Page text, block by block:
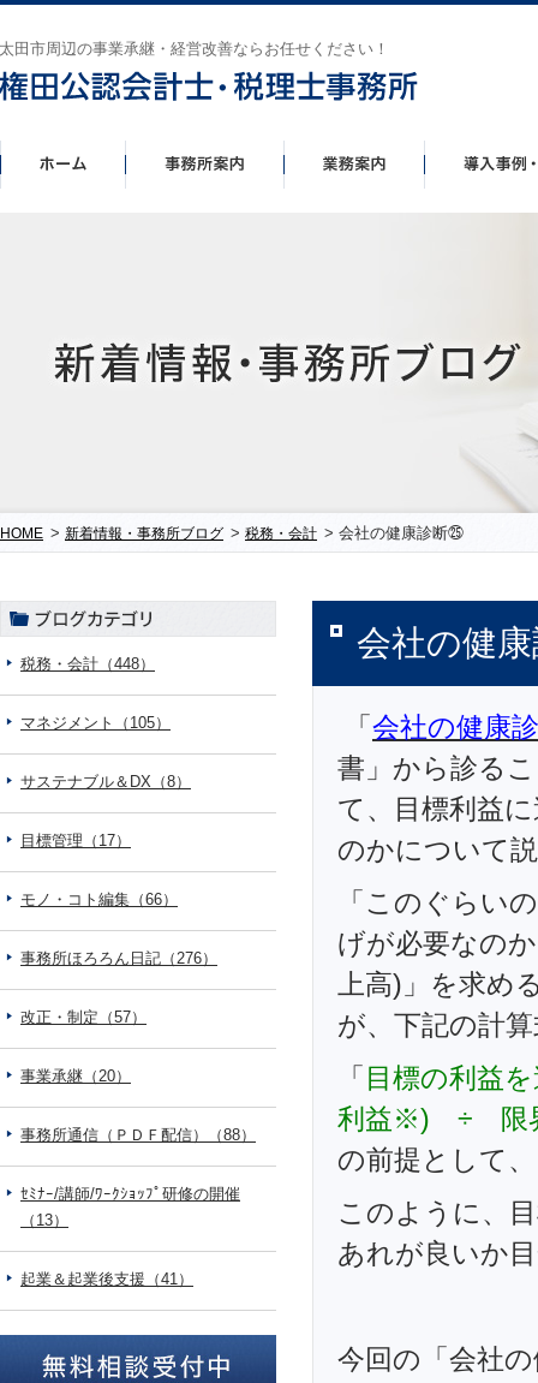
太田市周辺の事業承継・経営改善ならお任せください！
HOME > 新着情報・事務所ブログ > 税務・会計 > 会社の健康診断㉕
会社の健
「会社の健康
書」から診る
て、目標利益
のかについて
「このぐらい
げが必要なの
上高)」を求め
が、下記の計
「 目標の利益
利益※) ÷ 限
の前提として
このように、
あれが良いか
今回の「会社
税務・会計（448）
マネジメント（105）
サステナブル＆DX（8）
目標管理（17）
モノ・コト編集（66）
事務所ほろろん日記（276）
改正・制定（57）
事業承継（20）
事務所通信（ＰＤＦ配信）（88）
ｾﾐﾅｰ/講師/ﾜｰｸｼｮｯﾌﾟ研修の開催
（13）
起業＆起業後支援（41）